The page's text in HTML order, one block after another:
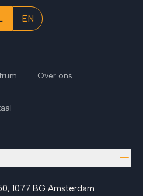
EN
Over ons
1077 BG Amsterdam